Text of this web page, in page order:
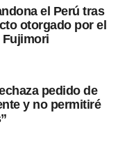
el Perú tras
otorgado por el
Fujimori
pedido de
y no permitiré